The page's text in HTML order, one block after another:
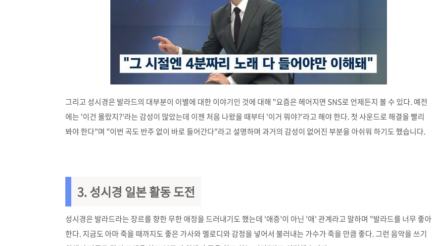
그리고 성시경은 발라드의 대부분이 이별에 대한 이야기인 것에 대해 "요즘은 헤어지면 SNS로 언제든지 볼 수 있다. 예전
에는 '이건 몰랐지?'라는 감성이 많았는데 이젠 처음 나왔을 때부터 '이거 뭐야?'라고 해야 한다. 첫 사운드로 해결을 빨리
봐야 한다"며 "이번 곡도 반주 없이 바로 들어간다"라고 설명하며 과거의 감성이 없어진 부분을 아쉬워 하기도 했습니다.
3. 성시경 일본 활동 도전
성시경은 발라드라는 장르를 향한 무한 애정을 드러내기도 했는데 '애증'이 아닌 '애' 관계라고 말하며 "발라드를 너무 좋아
한다. 지금도 아마 죽을 때까지도 좋은 가사와 멜로디와 감정을 넣어서 불러내는 가수가 죽을 만큼 좋다. 그런 음악을 쓰기